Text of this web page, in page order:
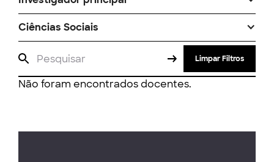
Ciências Sociais
Limpar Filtros
Não foram encontrados docentes.